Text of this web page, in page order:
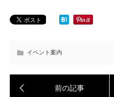
イベント案内